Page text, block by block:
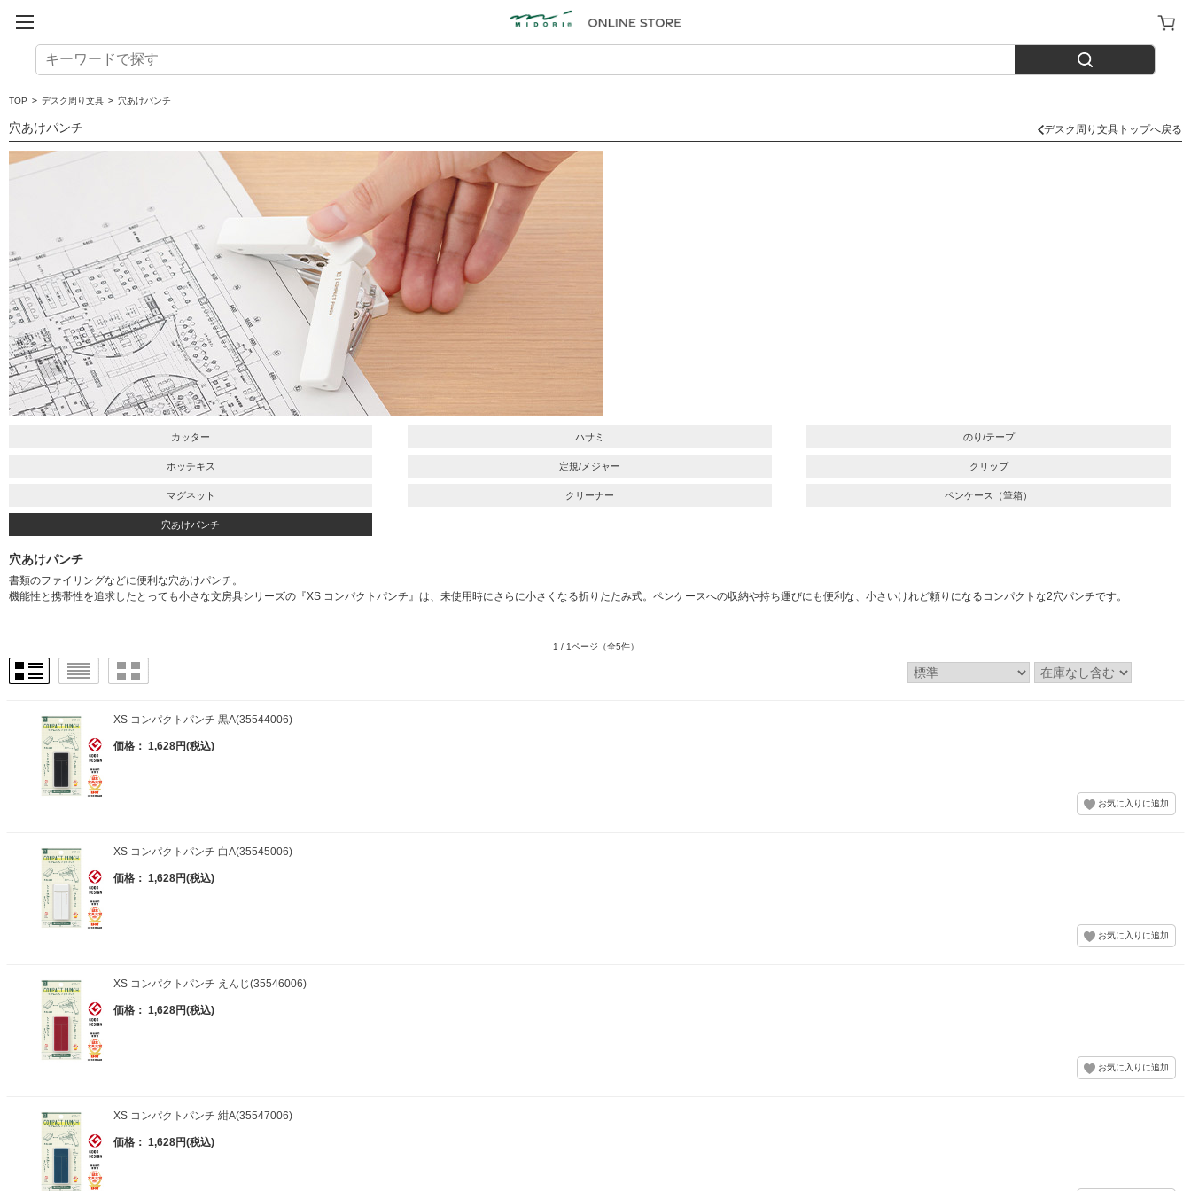
TOP > デスク周り文具 > 穴あけパンチ
穴あけパンチ デスク周り文具トップへ戻る
カッター ハサミ のり/テープ
ホッチキス 定規/メジャー クリップ
マグネット クリーナー ペンケース（筆箱）
穴あけパンチ
穴あけパンチ
書類のファイリングなどに便利な穴あけパンチ。
機能性と携帯性を追求したとっても小さな文房具シリーズの『XS コンパクトパンチ』は、未使用時にさらに小さくなる折りたたみ式。ペンケースへの収納や持ち運びにも便利な、小さいけれど頼りになるコンパクトな2穴パンチです。
1 / 1ページ （全5件）
XS コンパクトパンチ 黒A(35544006)
価格： 1,628円(税込)
XS コンパクトパンチ 白A(35545006)
価格： 1,628円(税込)
XS コンパクトパンチ えんじ(35546006)
価格： 1,628円(税込)
XS コンパクトパンチ 紺A(35547006)
価格： 1,628円(税込)